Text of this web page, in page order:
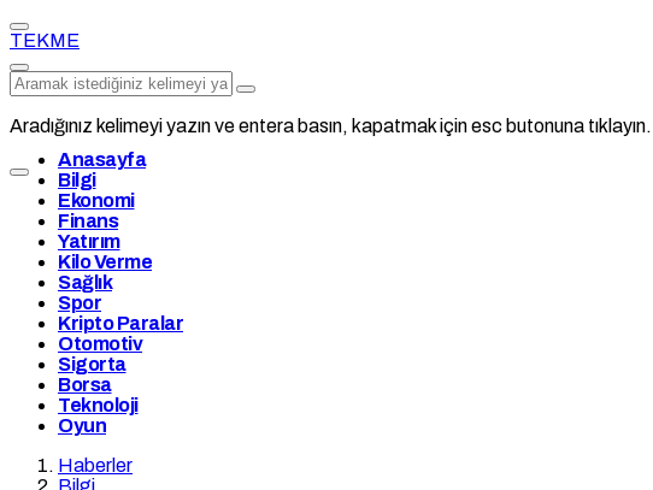
TEKME
Aradığınız kelimeyi yazın ve entera basın, kapatmak için esc butonuna tıklayın.
Anasayfa
Bilgi
Ekonomi
Finans
Yatırım
Kilo Verme
Sağlık
Spor
Kripto Paralar
Otomotiv
Sigorta
Borsa
Teknoloji
Oyun
Haberler
Bilgi